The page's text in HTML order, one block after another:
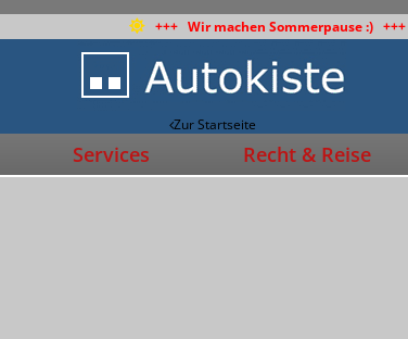
+++ Wir machen Sommerpause :) +++
Zur Startseite
Services Recht & Reise